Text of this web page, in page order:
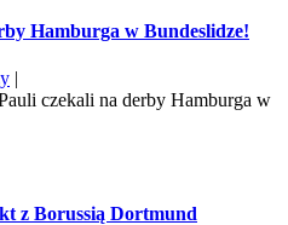
Hamburga w Bundeslidze!
|
czekali na derby Hamburga w
z Borussią Dortmund